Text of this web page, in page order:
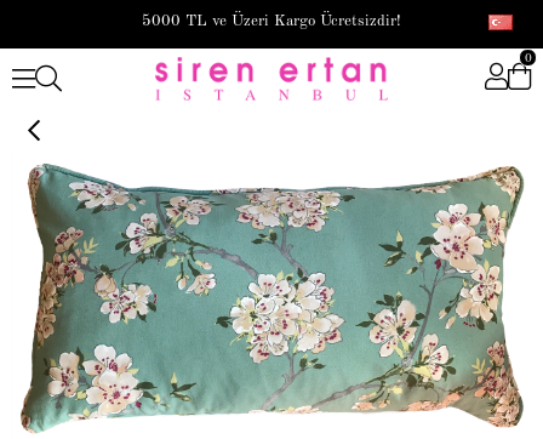
5000 TL ve Üzeri Kargo Ücretsizdir!
0